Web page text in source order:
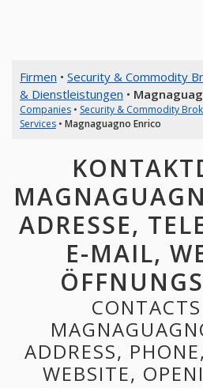
Firmen • Security & Commodity
& Dienstleistungen •
Companies• Security & Commodity
Services• Magnaguagno Enrico
ADRESSE,
E-MAIL,
ADDRESS,
WEBSITE,